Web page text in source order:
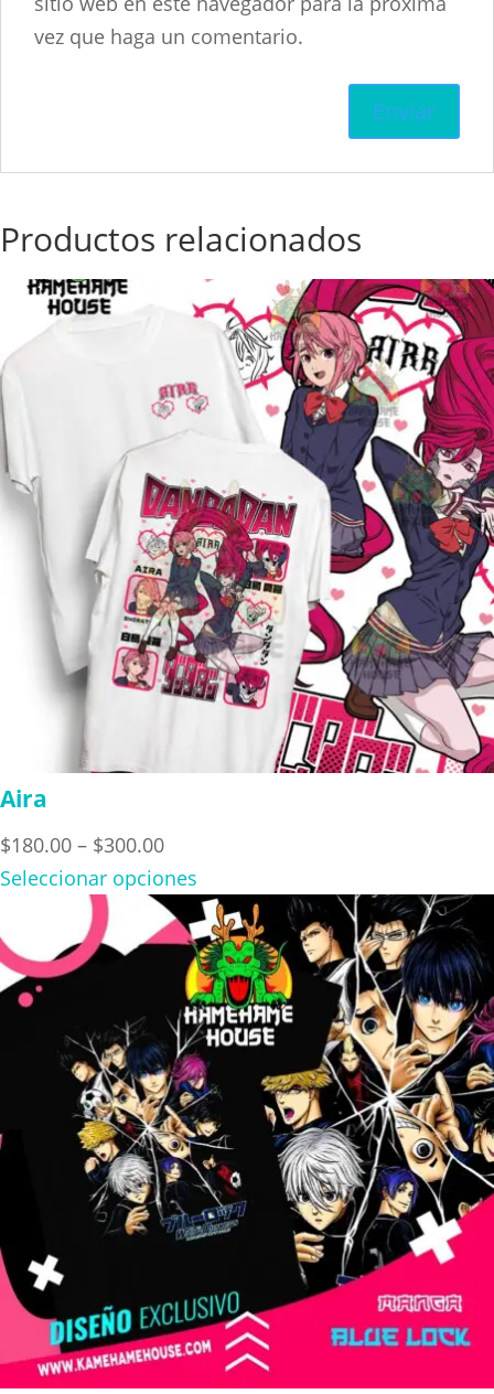
vez que haga un comentario.
Productos relacionados
Aira
$180.00 – $300.00Price
range:
$180.00
through
$300.00
Seleccionar opciones